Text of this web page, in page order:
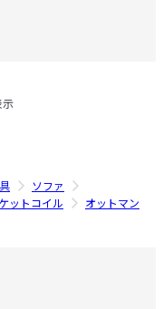
ソファ
ットコイル オットマン